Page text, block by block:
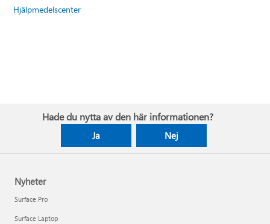
Hjälpmedelscenter
Hade du nytta av den här informationen?
Ja Nej
Nyheter
Surface Pro
Surface Laptop